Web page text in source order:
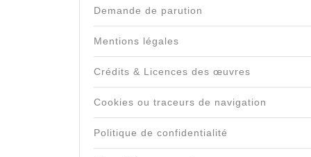
Demande de parution
Mentions légales
Crédits & Licences des œuvres
Cookies ou traceurs de navigation
Politique de confidentialité